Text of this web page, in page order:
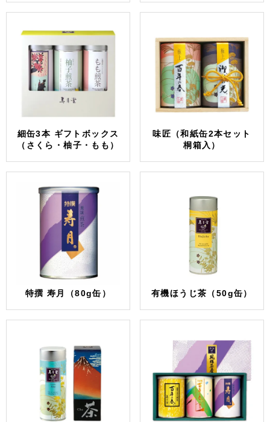
細缶3本 ギフトボックス
（さくら・柚子・もも）
味匠（和紙缶2本セット
桐箱入）
特撰 寿月（80g缶） 有機ほうじ茶（50g缶）